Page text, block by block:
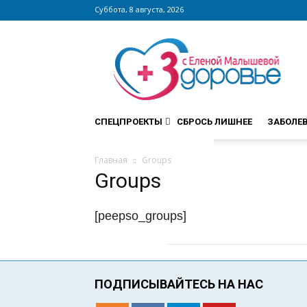
Суббота, 8 августа, 2026
Сайт
zdorovieinfo.ru
крупнейший
медицинский
интернет-
СПЕЦПРОЕКТЫ СБРОСЬ ЛИШНЕЕ
Главная Groups
Groups
[peepso_groups]
ПОДПИСЫВАЙТЕСЬ НА НАС